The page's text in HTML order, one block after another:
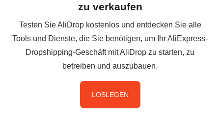
zu verkaufen
Testen Sie AliDrop kostenlos und entdecken Sie alle
Tools und Dienste, die Sie benötigen, um Ihr AliExpress-
Dropshipping-Geschäft mit AliDrop zu starten, zu
betreiben und auszubauen.
LOSLEGEN